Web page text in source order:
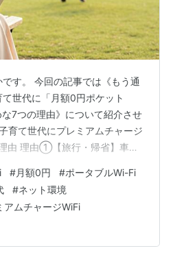
す。 今回の記事では《もう通
世代に「月額0円ポケット
7つの理由》について紹介させ
育て世代にプレミアムチャージ
由 理由①【旅行・帰省】車内
キマ時間が有意義な「どこで
院・付き添い】"もしも"の時
ト環境を確保 理由④【引っ越
「ネット難民」から卒業！ 理
ト】設定カンタン！離れて暮
#月額0円 #ポータブルWi-Fi
#ネット環境
アムチャージWiFi